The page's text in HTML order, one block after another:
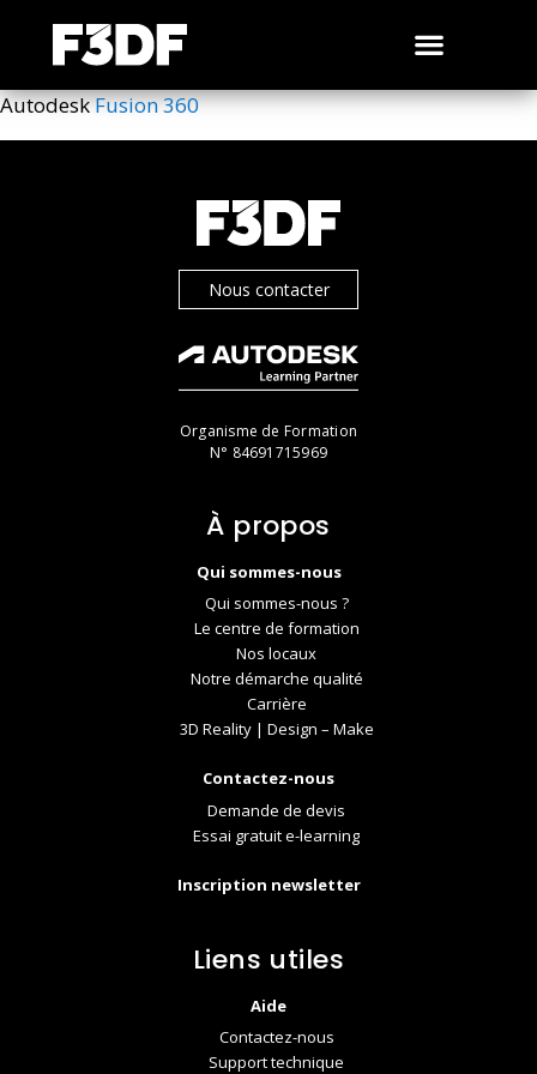
AutodeskFusion 360
Nous contacter
Organisme de Formation
N° 84691715969
À propos
Qui sommes-nous
Qui sommes-nous ?
Le centre de formation
Nos locaux
Notre démarche qualité
Carrière
3D Reality | Design – Make
Contactez-nous
Demande de devis
Essai gratuit e-learning
Inscription newsletter
Liens utiles
Aide
Contactez-nous
Support technique